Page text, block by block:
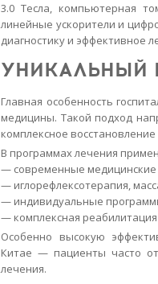
3.0 Тесла, компьютерная
линейные ускорители и
диагностику и эффективное
УНИКАЛЬНЫЙ
Главная особенность
медицины. Такой подход
комплексное
В программах лечения
— современные медицинские
— иглорефлексотерапия,
— индивидуальные
— комплексная
Особенно высокую
Китае — пациенты часто
лечения.